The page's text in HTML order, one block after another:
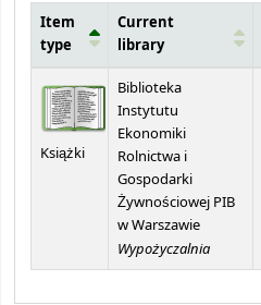
Item
type
Current
library
Książki
Biblioteka
Instytutu
Ekonomiki
Rolnictwa i
Gospodarki
Żywnościowej PIB
w Warszawie
Wypożyczalnia